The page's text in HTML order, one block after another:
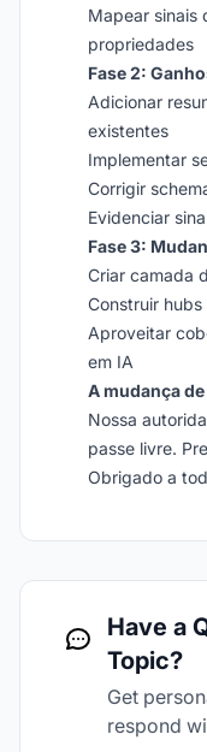
Mapear sinais
propriedades
Fase 2:
Adicionar
existentes
Implementar
Corrigir
Evidenciar
Fase 3:
Criar camada
Construir
Aproveitar
em IA
A mudança
Nossa
passe livre.
Obrigado a
Have a
Topic?
Get
respond